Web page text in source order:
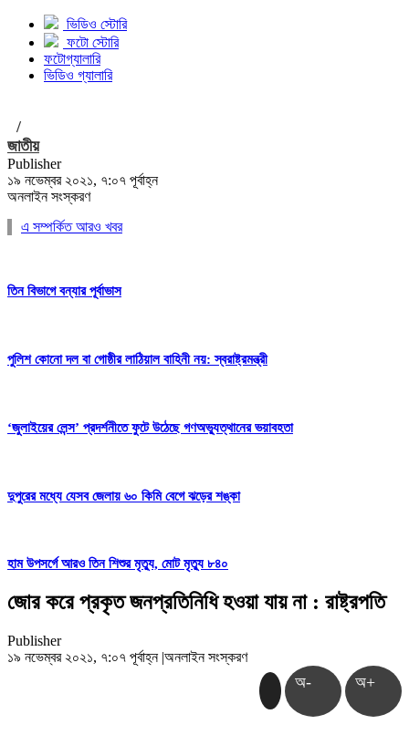
ভিডিও স্টোরি
ফটো স্টোরি
ফটোগ্যালারি
ভিডিও গ্যালারি
/
জাতীয়
Publisher
১৯ নভেম্বর ২০২১, ৭:০৭ পূর্বাহ্ন
অনলাইন সংস্করণ
এ সম্পর্কিত আরও খবর
তিন বিভাগে বন্যার পূর্বাভাস
পুলিশ কোনো দল বা গোষ্ঠীর লাঠিয়াল বাহিনী নয়: স্বরাষ্ট্রমন্ত্রী
‘জুলাইয়ের লেন্স’ প্রদর্শনীতে ফুটে উঠেছে গণঅভ্যুত্থানের ভয়াবহতা
দুপুরের মধ্যে যেসব জেলায় ৬০ কিমি বেগে ঝড়ের শঙ্কা
হাম উপসর্গে আরও তিন শিশুর মৃত্যু, মোট মৃত্যু ৮৪০
জোর করে প্রকৃত জনপ্রতিনিধি হওয়া যায় না : রাষ্ট্রপতি
Publisher
১৯ নভেম্বর ২০২১, ৭:০৭ পূর্বাহ্ন |অনলাইন সংস্করণ
অ- অ+